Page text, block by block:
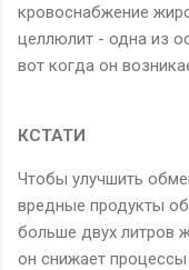
кровоснабжение
целлюлит - одна из
вот когда он
КСТАТИ
Чтобы улучшить
вредные продукты
больше двух литров
он снижает